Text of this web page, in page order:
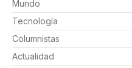
Mundo
Tecnología
Columnistas
Actualidad